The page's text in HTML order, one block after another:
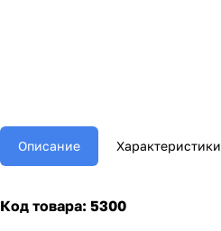
Описание Характеристики
Код товара: 5300